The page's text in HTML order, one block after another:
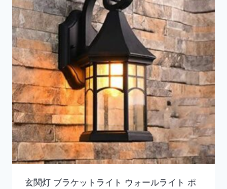
玄関灯 ブラケットライト ウォールライト ポ